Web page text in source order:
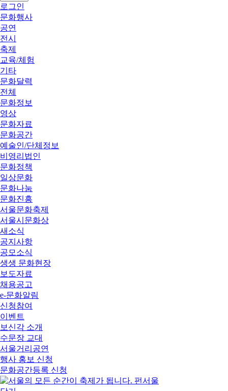
로그인
문화행사
공연
전시
축제
교육/체험
기타
문화달력
전체
문화정보
영상
문화자료
문화공간
예술인/단체정보
비영리법인
문화정책
일상문화
문화나눔
문화진흥
서울문화축제
서울시문화상
새소식
공지사항
공모소식
생생 문화현장
보도자료
채용공고
e-문화알림
신청참여
이벤트
보신각 소개
수문장 교대
서울거리공연
행사 홍보 신청
문화공간등록 신청